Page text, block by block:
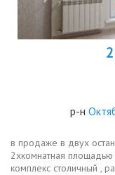
р-н
в продаже в двух
2хкомнатная
комплекс столичный ,